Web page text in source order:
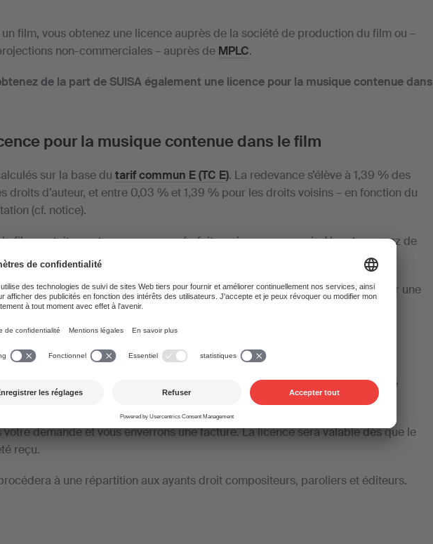
film, vous obtenez une licence auprès de la société de production du film ou –
non-commerciales – auprès de MPLC.
de la part de SUISA également une licence pour la musique contenue dans
pour la musique contenue dans le film
sur la base du tarif commun E (TC E). La redevance s’élève à 1,39 % des
droits d’auteur, et entre 0,03 % et 1,39 % pour les droits voisins – en fonction du
(cf. notice).
film gratuitement, vous payez un forfait par jour ou par mois. Vous trouverez de
dans la notice et le tarif.
de lamusique de fondsur le lieu de projection, vous devez également obtenir une
part.
procéder:
en ligne pour demander la licence adéquate. Le formulaire peut être
pour être traité ultérieurement.
votre demande et vous enverrons une facture. La licence sera valable dès que le
reçu.
à une répartition aux ayants droit compositeurs, paroliers et éditeurs.